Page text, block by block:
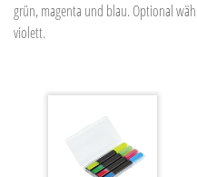
grün, magenta und blau. Optional
violett.